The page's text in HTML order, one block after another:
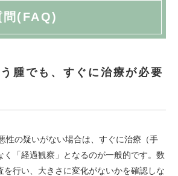
問(FAQ)
腫でも、すぐに治療が必要
性の疑いがない場合は、すぐに治療（手
く「経過観察」となるのが一般的です。数
を行い、大きさに変化がないかを確認しな